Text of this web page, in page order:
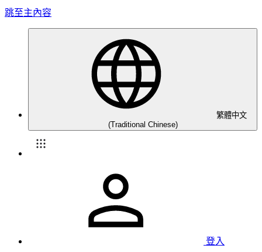
跳至主內容
繁體中文
(Traditional Chinese)
登入